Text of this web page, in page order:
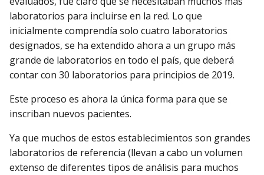
laboratorios para incluirse en la red. Lo que
inicialmente comprendía solo cuatro laboratorios
designados, se ha extendido ahora a un grupo más
grande de laboratorios en todo el país, que deberá
contar con 30 laboratorios para principios de 2019.
Este proceso es ahora la única forma para que se
inscriban nuevos pacientes.
Ya que muchos de estos establecimientos son grandes
laboratorios de referencia (llevan a cabo un volumen
extenso de diferentes tipos de análisis para muchos